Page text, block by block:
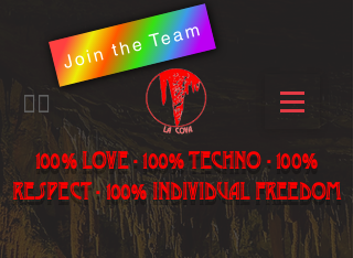
Join the Team
​🏳️‍🌈
100% LOVE - 100% Techno - 100%
Respect - 100% individual freedom